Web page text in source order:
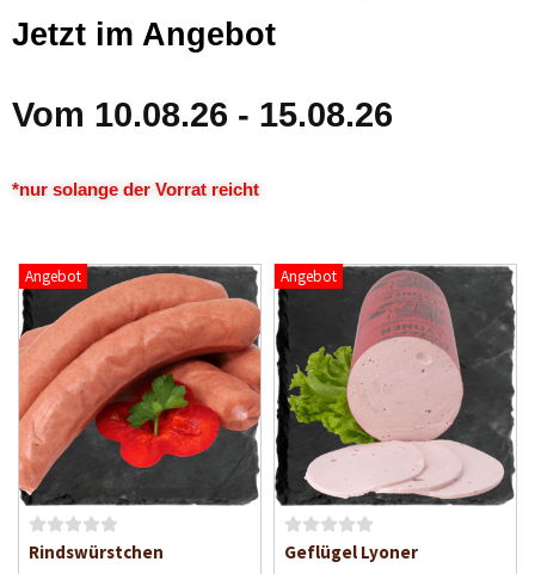
Jetzt im Angebot
Vom 10.08.26 - 15.08.26
*nur solange der Vorrat reicht
Angebot
B
Rindswürstchen
Angebot
B
Geflügel Lyoner